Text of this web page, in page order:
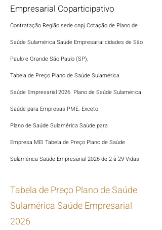
Empresarial Coparticipativo
Contratação Região sede cnpj Cotação de Plano de
Saúde SulaméricaSaúde Empresarialcidades de São
Paulo e Grande São Paulo (SP),
Tabela de Preço Plano de Saúde Sulamérica
Saúde Empresarial 2026 Plano de SaúdeSulamérica
Saúde para Empresas PME. Exceto
Plano de Saúde SulaméricaSaúde para
Empresa MEI Tabela de Preço Plano de Saúde
SulaméricaSaúde Empresarial 2026 de 2 à 29 Vidas
Tabela de Preço Plano de Saúde
Sulamérica Saúde Empresarial
2026